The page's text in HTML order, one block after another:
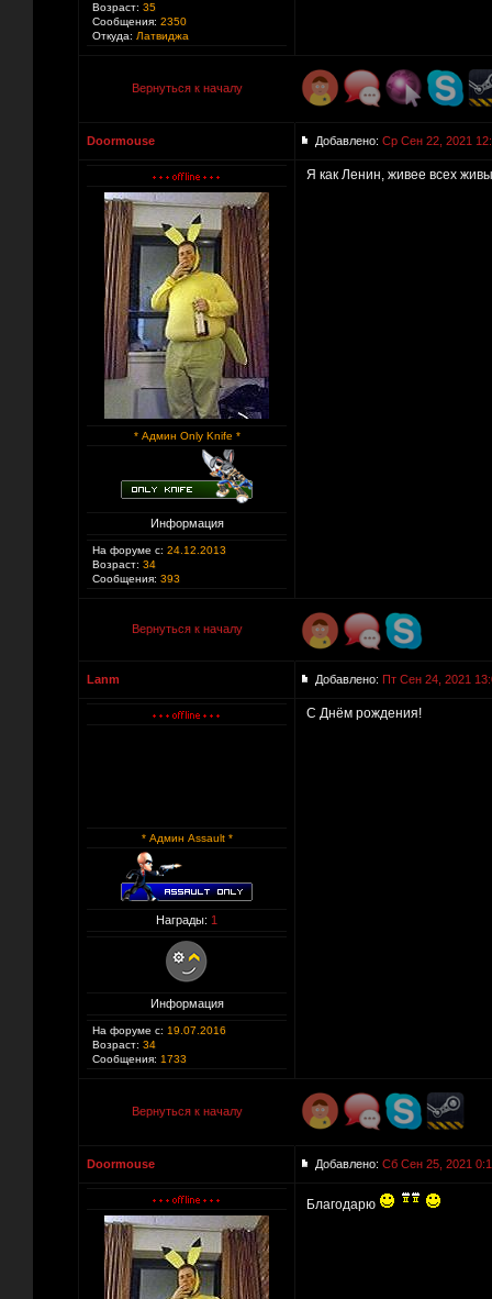
Возраст: 35
Сообщения: 2350
Откуда: Латвиджа
Вернуться к началу
Doormouse Добавлено: Ср Сен 22, 2021
* Админ Only Knife *
Информация
На форуме с: 24.12.2013
Возраст: 34
Сообщения: 393
Я как Ленин, живее всех
Вернуться к началу
Lanm Добавлено: Пт Сен 24, 2021
* Админ Assault *
Награды: 1
Информация
На форуме с: 19.07.2016
Возраст: 34
Сообщения: 1733
С Днём рождения!
Вернуться к началу
Doormouse Добавлено: Сб Сен 25, 2021
Благодарю